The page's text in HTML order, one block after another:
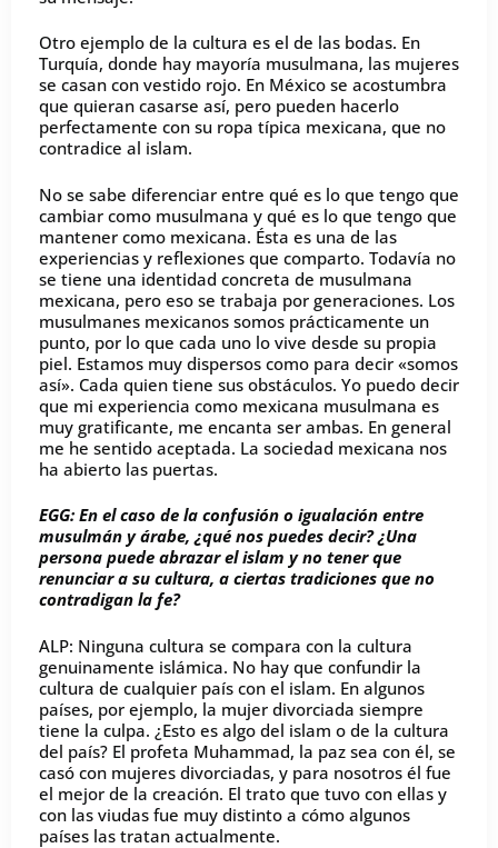
Otro ejemplo de la cultura es el de las bodas. En
Turquía, donde hay mayoría musulmana, las mujeres
se casan con vestido rojo. En México se acostumbra
que quieran casarse así, pero pueden hacerlo
perfectamente con su ropa típica mexicana, que no
contradice al islam.
No se sabe diferenciar entre qué es lo que tengo que
cambiar como musulmana y qué es lo que tengo que
mantener como mexicana. Ésta es una de las
experiencias y reflexiones que comparto. Todavía no
se tiene una identidad concreta de musulmana
mexicana, pero eso se trabaja por generaciones. Los
musulmanes mexicanos somos prácticamente un
punto, por lo que cada uno lo vive desde su propia
piel. Estamos muy dispersos como para decir «somos
así». Cada quien tiene sus obstáculos. Yo puedo decir
que mi experiencia como mexicana musulmana es
muy gratificante, me encanta ser ambas. En general
me he sentido aceptada. La sociedad mexicana nos
ha abierto las puertas.
EGG: En el caso de la confusión o igualación entre
musulmán y árabe, ¿qué nos puedes decir? ¿Una
persona puede abrazar el islam y no tener que
renunciar a su cultura, a ciertas tradiciones que no
contradigan la fe?
ALP: Ninguna cultura se compara con la cultura
genuinamente islámica. No hay que confundir la
cultura de cualquier país con el islam. En algunos
países, por ejemplo, la mujer divorciada siempre
tiene la culpa. ¿Esto es algo del islam o de la cultura
del país? El profeta Muhammad, la paz sea con él, se
casó con mujeres divorciadas, y para nosotros él fue
el mejor de la creación. El trato que tuvo con ellas y
con las viudas fue muy distinto a cómo algunos
países las tratan actualmente.